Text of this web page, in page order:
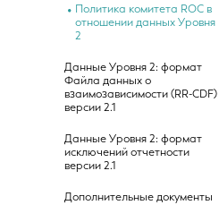
Политика комитета ROC в
отношении данных Уровня
2
Данные Уровня 2: формат
Файла данных о
взаимозависимости (RR-CDF)
версии 2.1
Данные Уровня 2: формат
исключений отчетности
версии 2.1
Дополнительные документы